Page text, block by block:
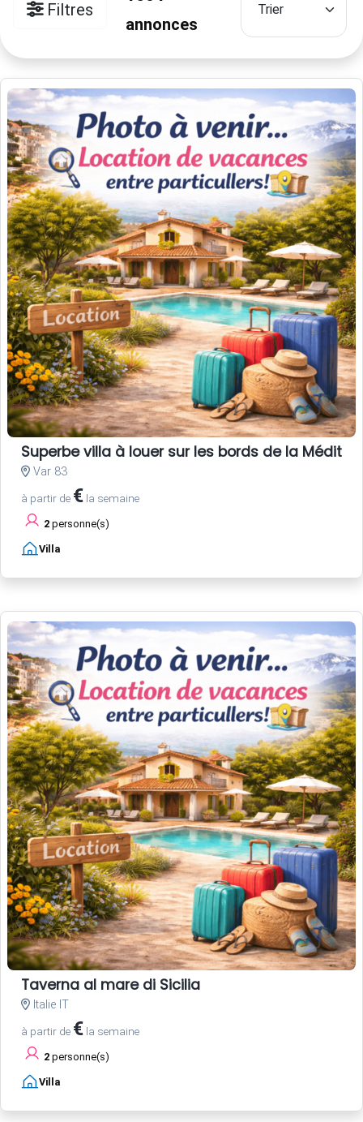
Filtres
annonces
Superbe villa à louer sur les bords de la
Var 83
à partir de € la semaine
2 personne(s)
Villa
Taverna al mare di Sicilia
Italie IT
à partir de € la semaine
2 personne(s)
Villa